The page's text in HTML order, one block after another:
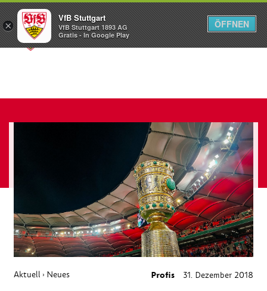
Menü
Aktuell › Neues Profis 31. Dezember 2018
×
VfB Stuttgart
VfB Stuttgart 1893 AG
Gratis - In Google Play
ÖFFNEN